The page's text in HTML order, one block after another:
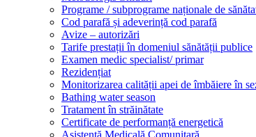
Programe / subprograme naționale de
Cod parafă și adeverință cod parafă
Avize – autorizări
Tarife prestații în domeniul sănătății publice
Examen medic specialist/ primar
Rezidențiat
Monitorizarea calității apei de îmbăiere în
Bathing water season
Tratament în străinătate
Certificate de performanță energetică
Asistență Medicală Comunitară